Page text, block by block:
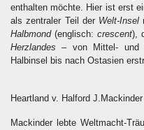
enthalten möchte. Hier ist erst
als zentraler Teil der Welt-Insel
Halbmond(englisch: crescent),
Herzlandes – von Mittel- und
Halbinsel bis nach Ostasien
Heartland v. Halford
Mackinder lebte Weltmacht-